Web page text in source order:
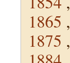
1865 ,
1875 ,